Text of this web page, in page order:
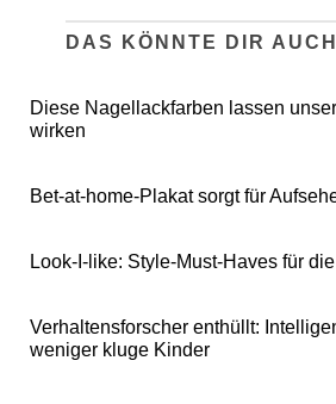
DAS KÖNNTE DIR
Diese Nagellackfarben lassen
wirken
Bet-at-home-Plakat sorgt für
Look-I-like: Style-Must-Haves für
Verhaltensforscher enthüllt:
weniger kluge Kinder